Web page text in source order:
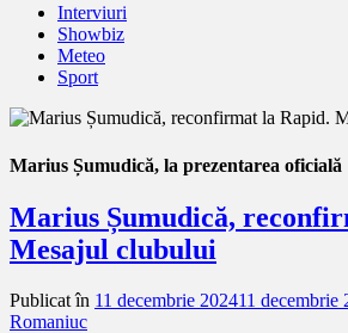
Interviuri
Showbiz
Meteo
Sport
Marius Șumudică, la prezentarea oficială
Marius Șumudică,
Mesajul clubului
Publicat în 11 decembrie 202411 decembrie
Romaniuc